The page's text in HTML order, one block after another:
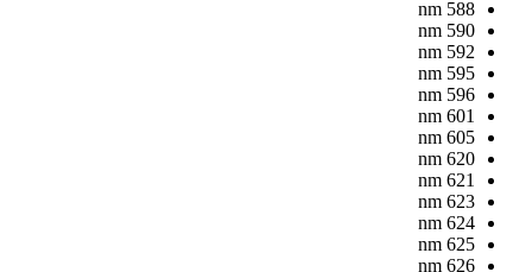
588
nm
590
nm
592
nm
595
nm
596
nm
601
nm
605
nm
620
nm
621
nm
623
nm
624
nm
625
nm
626
nm